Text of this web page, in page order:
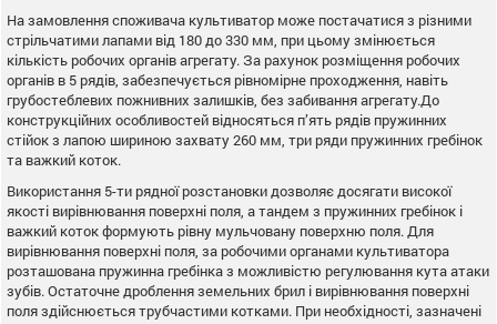
На замовлення споживача культиватор може постачатися з різними
стрільчатими лапами від 180 до 330 мм, при цьому змінюється
кількість робочих органів агрегату. За рахунок розміщення робочих
органів в 5 рядів, забезпечується рівномірне проходження, навіть
грубостеблевих пожнивних залишків, без забивання агрегату.До
конструкційних особливостей відносяться п’ять рядів пружинних
стійок з лапою шириною захвату 260 мм, три ряди пружинних гребінок
та важкий коток.
Використання 5-ти рядної розстановки дозволяє досягати високої
якості вирівнювання поверхні поля, а тандем з пружинних гребінок і
важкий коток формують рівну мульчовану поверхню поля. Для
вирівнювання поверхні поля, за робочими органами культиватора
розташована пружинна гребінка з можливістю регулювання кута атаки
зубів. Остаточне дроблення земельних брил і вирівнювання поверхні
поля здійснюється трубчастими котками. При необхідності, зазначені